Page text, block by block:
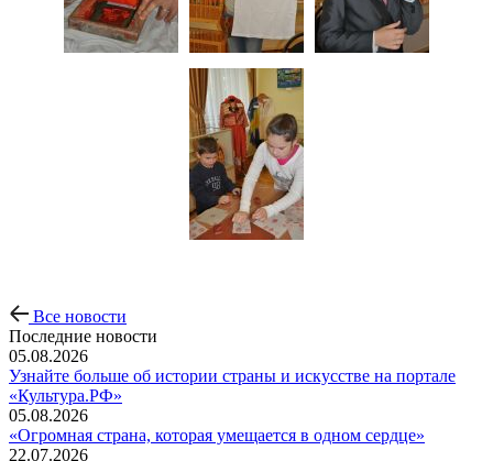
Все новости
Последние новости
05.08.2026
Узнайте больше об истории страны и искусстве на портале
«Культура.РФ»
05.08.2026
«Огромная страна, которая умещается в одном сердце»
22.07.2026